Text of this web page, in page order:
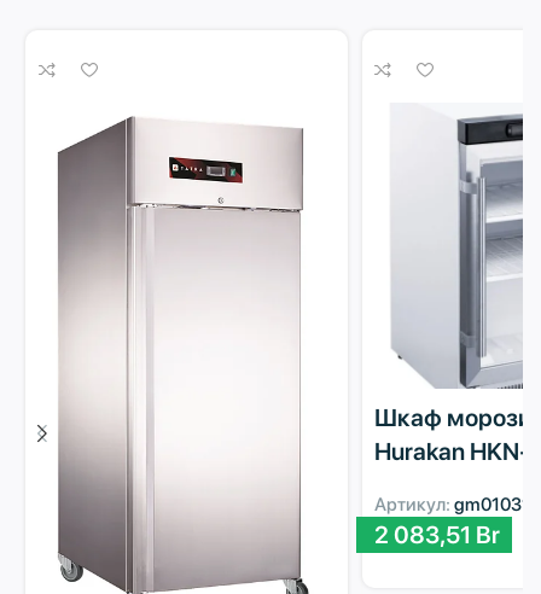
Шкаф
Hurakan HKN-
Артикул: gm010315
2 083,51 Br